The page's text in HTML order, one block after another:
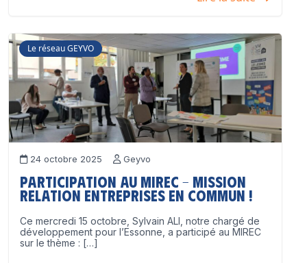
Le réseau GEYVO
24 octobre 2025 Geyvo
Participation au MIREC – Mission
Relation Entreprises en Commun !
Ce mercredi 15 octobre, Sylvain ALI, notre chargé de
développement pour l’Essonne, a participé au MIREC
sur le thème : […]